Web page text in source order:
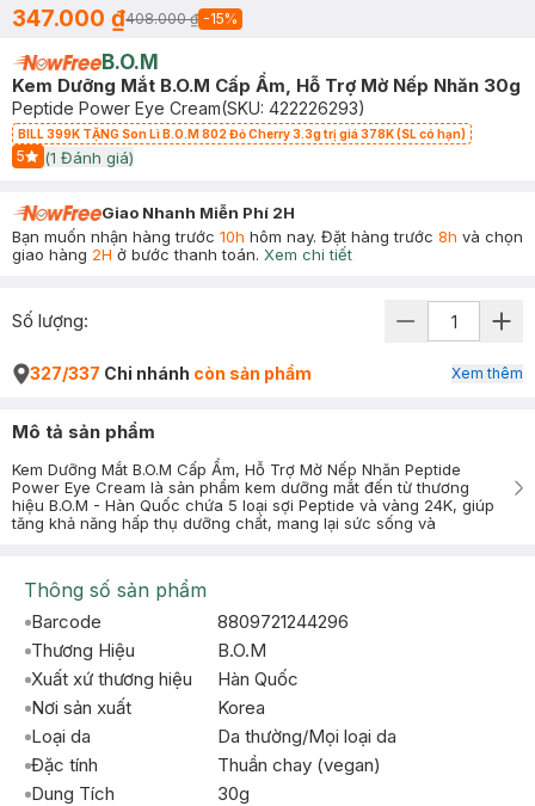
347.000 ₫408.000 ₫ -15%
B.O.M
Kem Dưỡng Mắt B.O.M Cấp Ẩm, Hỗ Trợ Mờ Nếp Nhăn 30g
Peptide Power Eye Cream(SKU: 422226293)
BILL 399K TẶNG Son Lì B.O.M 802 Đỏ Cherry 3.3g trị giá 378K (SL có hạn)
5
Start Icon
(1 Đánh giá)
Giao Nhanh Miễn Phí 2H
Bạn muốn nhận hàng trước 10h hôm nay. Đặt hàng trước 8h và chọn
giao hàng 2H ở bước thanh toán. Xem chi tiết
Số lượng:
327/337 Chi nhánh còn sản phẩm Xem thêm
Mô tả sản phẩm
Kem Dưỡng Mắt B.O.M Cấp Ẩm, Hỗ Trợ Mờ Nếp Nhăn Peptide
Power Eye Cream là sản phẩm kem dưỡng mắt đến từ thương
hiệu B.O.M - Hàn Quốc chứa 5 loại sợi Peptide và vàng 24K, giúp
tăng khả năng hấp thụ dưỡng chất, mang lại sức sống và
Thông số sản phẩm
Barcode
8809721244296
Thương Hiệu
B.O.M
Xuất xứ thương hiệu
Hàn Quốc
Nơi sản xuất
Korea
Loại da
Da thường/Mọi loại da
Đặc tính
Thuần chay (vegan)
Dung Tích
30g